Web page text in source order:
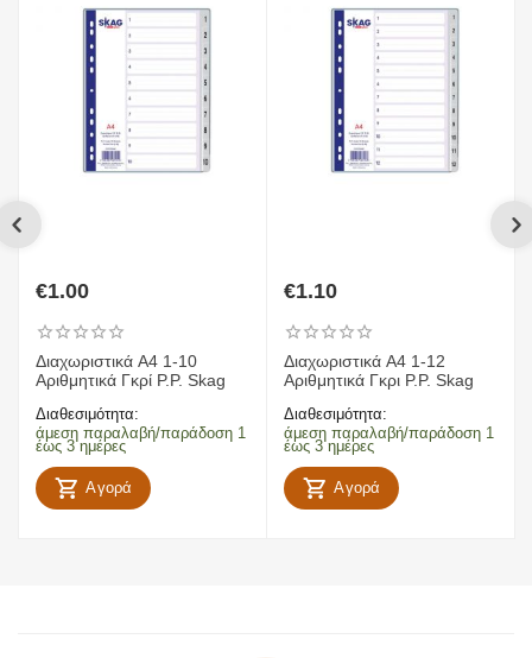
€1.00
Διαχωριστικά A4 1-10
Αριθμητικά Γκρί P.P. Skag
Διαθεσιμότητα:
άμεση παραλαβή/παράδοση 1
έως 3 ημέρες
Αγορά
€1.10
Διαχωριστικά A4 1-12
Αριθμητικά Γκρι P.P. Skag
Διαθεσιμότητα:
άμεση παραλαβή/παράδοση 1
έως 3 ημέρες
Αγορά